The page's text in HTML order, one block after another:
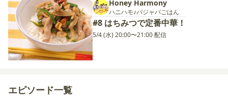
Honey Harmony
ハニハモ♪パジャパごはん
#8 はちみつで定番中華！
5/4 (水) 20:00〜21:00 配信
エピソード一覧